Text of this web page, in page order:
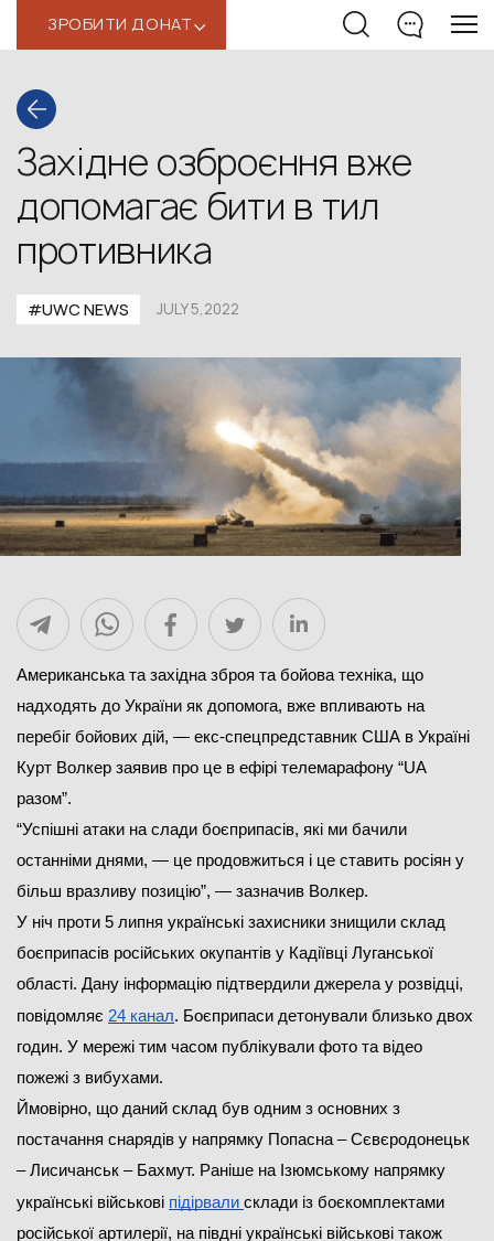
ЗРОБИТИ ДОНАТ‹
Західне озброєння вже
допомагає бити в тил
противника
#UWС NEWS JULY 5,2022
Американська та західна зброя та бойова техніка, що
надходять до України як допомога, вже впливають на
перебіг бойових дій, — екс-спецпредставник США в Україні
Курт Волкер заявив про це в ефірі телемарафону “UA
разом”.
“Успішні атаки на слади боєприпасів, які ми бачили
останніми днями, — це продовжиться і це ставить росіян у
більш вразливу позицію”, — зазначив Волкер.
У ніч проти 5 липня українські захисники знищили склад
боєприпасів російських окупантів у Кадіївці Луганської
області. Дану інформацію підтвердили джерела у розвідці,
повідомляє 24 канал. Боєприпаси детонували близько двох
годин. У мережі тим часом публікували фото та відео
пожежі з вибухами.
Ймовірно, що даний склад був одним з основних з
постачання снарядів у напрямку Попасна – Сєвєродонецьк
– Лисичанськ – Бахмут. Раніше на Ізюмському напрямку
українські військові підірвали склади із боєкомплектами